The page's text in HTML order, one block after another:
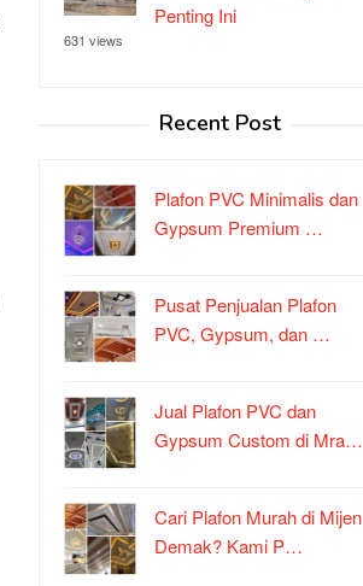
Penting Ini
631 views
Recent Post
Plafon PVC Minimalis dan
Gypsum Premium …
Pusat Penjualan Plafon
PVC, Gypsum, dan …
Jual Plafon PVC dan
Gypsum Custom di Mra…
Cari Plafon Murah di Mijen
Demak? Kami P…